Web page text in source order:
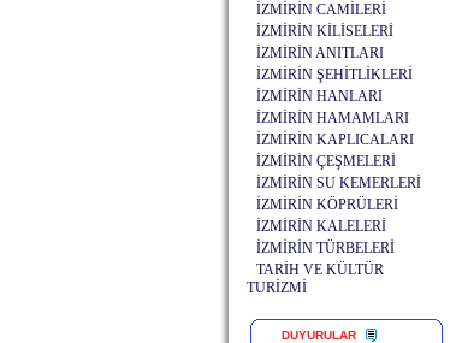
İZMİRİN CAMİLERİ
İZMİRİN KİLİSELERİ
İZMİRİN ANITLARI
İZMİRİN ŞEHİTLİKLERİ
İZMİRİN HANLARI
İZMİRİN HAMAMLARI
İZMİRİN KAPLICALARI
İZMİRİN ÇEŞMELERİ
İZMİRİN SU KEMERLERİ
İZMİRİN KÖPRÜLERİ
İZMİRİN KALELERİ
İZMİRİN TÜRBELERİ
TARİH VE KÜLTÜR
TURİZMİ
DUYURULAR